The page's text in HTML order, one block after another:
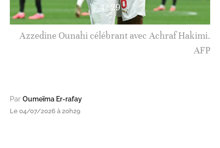
4/29
Azzedine Ounahi célébrant avec Achraf Hakimi.
AFP
Par Oumeïma Er-rafay
Le 04/07/2026 à 20h29